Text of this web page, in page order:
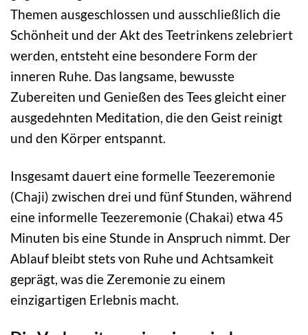
Themen ausgeschlossen und ausschließlich die
Schönheit und der Akt des Teetrinkens zelebriert
werden, entsteht eine besondere Form der
inneren Ruhe. Das langsame, bewusste
Zubereiten und Genießen des Tees gleicht einer
ausgedehnten Meditation, die den Geist reinigt
und den Körper entspannt.
Insgesamt dauert eine formelle Teezeremonie
(Chaji) zwischen drei und fünf Stunden, während
eine informelle Teezeremonie (Chakai) etwa 45
Minuten bis eine Stunde in Anspruch nimmt. Der
Ablauf bleibt stets von Ruhe und Achtsamkeit
geprägt, was die Zeremonie zu einem
einzigartigen Erlebnis macht.